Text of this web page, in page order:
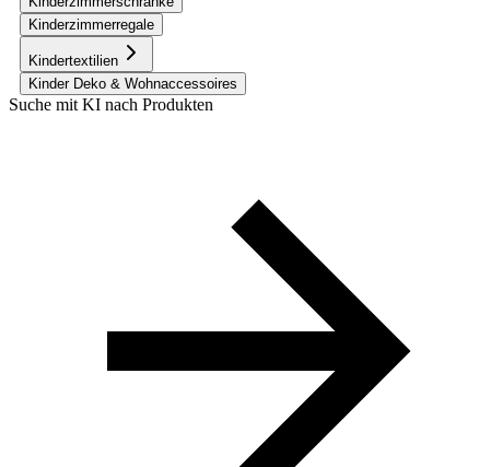
Kinderzimmerregale
Kindertextilien
Kinder Deko & Wohnaccessoires
Suche mit KI nach Produkten